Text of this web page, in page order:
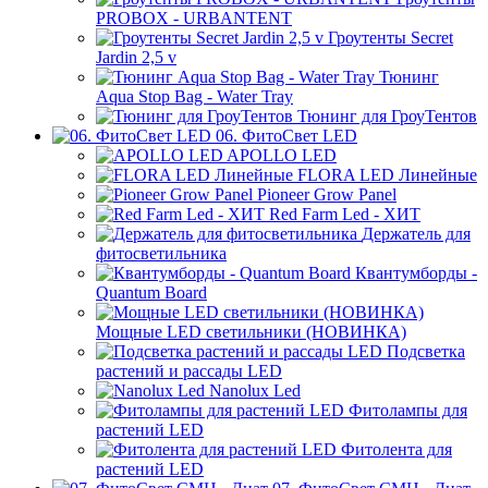
PROBOX - URBANTENT
Гроутенты Secret
Jardin 2,5 v
Тюнинг
Aqua Stop Bag - Water Tray
Тюнинг для ГроуТентов
06. ФитоСвет LED
APOLLO LED
FLORA LED Линейные
Pioneer Grow Panel
Red Farm Led - ХИТ
Держатель для
фитосветильника
Квантумборды -
Quantum Board
Мощные LED светильники (НОВИНКА)
Подсветка
растений и рассады LED
Nanolux Led
Фитолампы для
растений LED
Фитолента для
растений LED